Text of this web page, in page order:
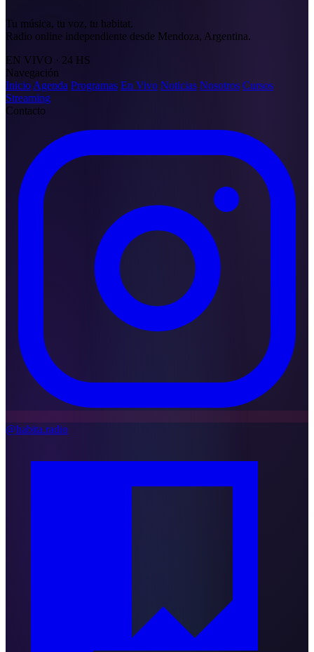
Tu música, tu voz, tu habitat.
Radio online independiente desde Mendoza, Argentina.
EN VIVO · 24 HS
Navegación
Inicio Agenda Programas En Vivo Noticias Nosotros Cursos
Streaming
Contacto
@habita.radio